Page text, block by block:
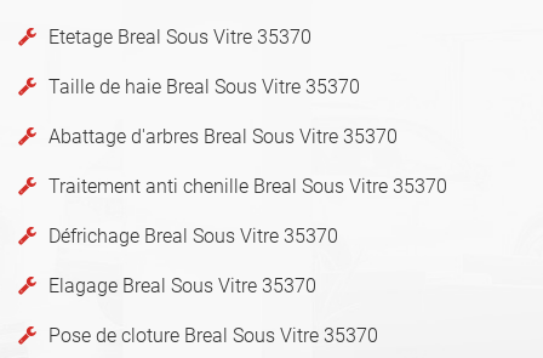
Etetage Breal Sous Vitre 35370
Taille de haie Breal Sous Vitre 35370
Abattage d'arbres Breal Sous Vitre 35370
Traitement anti chenille Breal Sous Vitre 35370
Défrichage Breal Sous Vitre 35370
Elagage Breal Sous Vitre 35370
Pose de cloture Breal Sous Vitre 35370